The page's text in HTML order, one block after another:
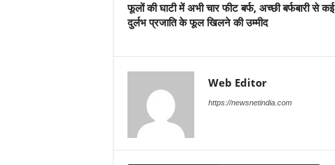
फूलों की घाटी में अभी चार फीट बर्फ, अच्छी बर्फबारी से कई
दुर्लभ प्रजाति के फूल खिलने की उम्मीद
Web Editor
https://newsnetindia.com